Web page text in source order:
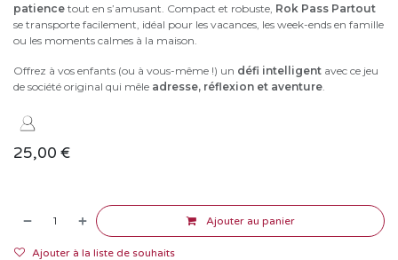
patience tout en s’amusant. Compact et robuste, Rok Pass Partout
se transporte facilement, idéal pour les vacances, les week-ends en famille
ou les moments calmes à la maison.
Offrez à vos enfants (ou à vous-même !) un défi intelligent avec ce jeu
de société original qui mêle adresse, réflexion et aventure.
25,00 €
Ajouter au panier
Ajouter à la liste de souhaits